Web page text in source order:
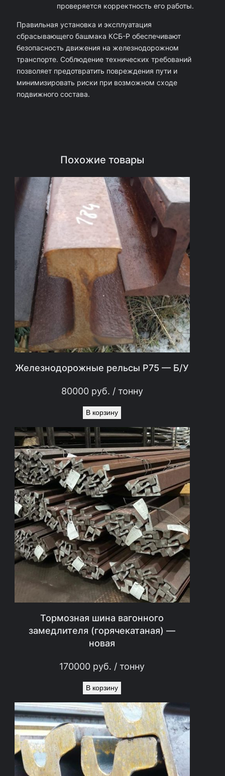
проверяется корректность его работы.
Правильная установка и эксплуатация
сбрасывающего башмака КСБ-Р обеспечивают
безопасность движения на железнодорожном
транспорте. Соблюдение технических требований
позволяет предотвратить повреждения пути и
минимизировать риски при возможном сходе
подвижного состава.
Похожие товары
Железнодорожные рельсы Р75 — Б/У
80000руб. / тонну
В корзину
Тормозная шина вагонного
замедлителя (горячекатаная) —
новая
170000 руб. / тонну
В корзину